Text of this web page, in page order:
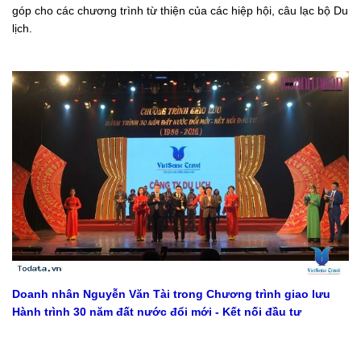
góp cho các chương trình từ thiện của các hiệp hội, câu lạc bộ Du
lịch.
Doanh nhân Nguyễn Văn Tài trong Chương trình giao lưu
Hành trình 30 năm đất nước đổi mới - Kết nối đầu tư